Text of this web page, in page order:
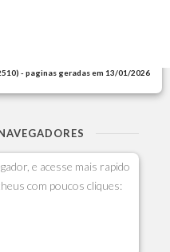
- paginas geradas em 13/01/2026
e acesse mais rapido
com poucos cliques: